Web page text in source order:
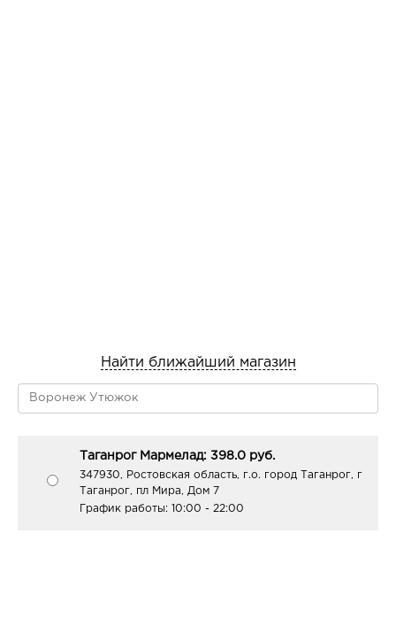
Найти ближайший магазин
Таганрог Мармелад: 398.0 руб.
347930, Ростовская область, г.о. город Таганрог, г
Таганрог, пл Мира, Дом 7
График работы: 10:00 - 22:00